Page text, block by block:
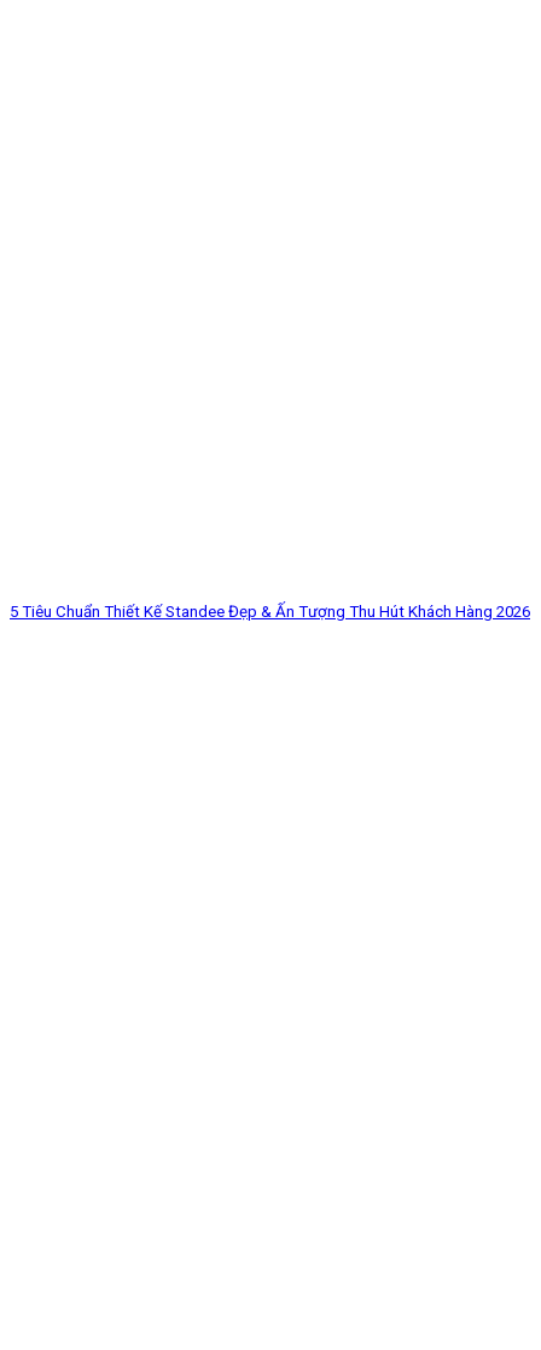
5 Tiêu Chuẩn Thiết Kế Standee Đẹp & Ấn Tượng Thu Hút Khách Hàng 2026